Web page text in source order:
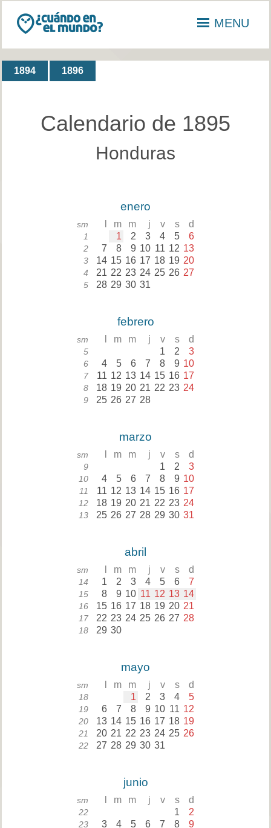
MENU
1894 1896
Calendario de 1895
Honduras
enero
sm m m j v s d
1 1 2 3 4 5 6
2 7 8 9 10 11 12 13
3 14 15 16 17 18 19 20
4 21 22 23 24 25 26 27
5 28 29 30 31
febrero
sm m m j v s d
5 1 2 3
6 4 5 6 7 8 9 10
7 11 12 13 14 15 16 17
8 18 19 20 21 22 23 24
9 25 26 27 28
marzo
sm m m j v s d
9 1 2 3
10 4 5 6 7 8 9 10
11 11 12 13 14 15 16 17
12 18 19 20 21 22 23 24
13 25 26 27 28 29 30 31
abril
sm m m j v s d
14 1 2 3 4 5 6 7
15 8 9 10 11 12 13 14
16 15 16 17 18 19 20 21
17 22 23 24 25 26 27 28
18 29 30
mayo
sm m m j v s d
18 1 2 3 4 5
19 6 7 8 9 10 11 12
20 13 14 15 16 17 18 19
21 20 21 22 23 24 25 26
22 27 28 29 30 31
junio
sm m m j v s d
22 1 2
23 3 4 5 6 7 8 9